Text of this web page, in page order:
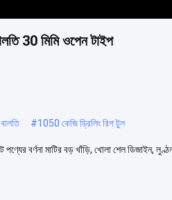
30 মিমি ওপেন টাইপ
#1050 কেজি ড্রিলিং রিগ টুল
পণ্যের বর্ণনা মাটির বড় খাঁড়ি, খোলা শেল ডিজাইন,